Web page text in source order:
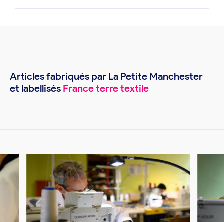
Articles fabriqués par La Petite Manchester
et labellisés France terre textile